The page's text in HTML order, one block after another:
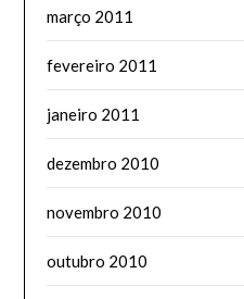
março 2011
fevereiro 2011
janeiro 2011
dezembro 2010
novembro 2010
outubro 2010